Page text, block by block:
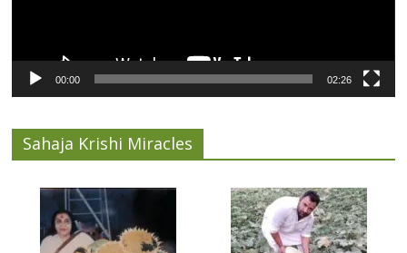
00:00 02:26
Sahaja Krishi Miracles